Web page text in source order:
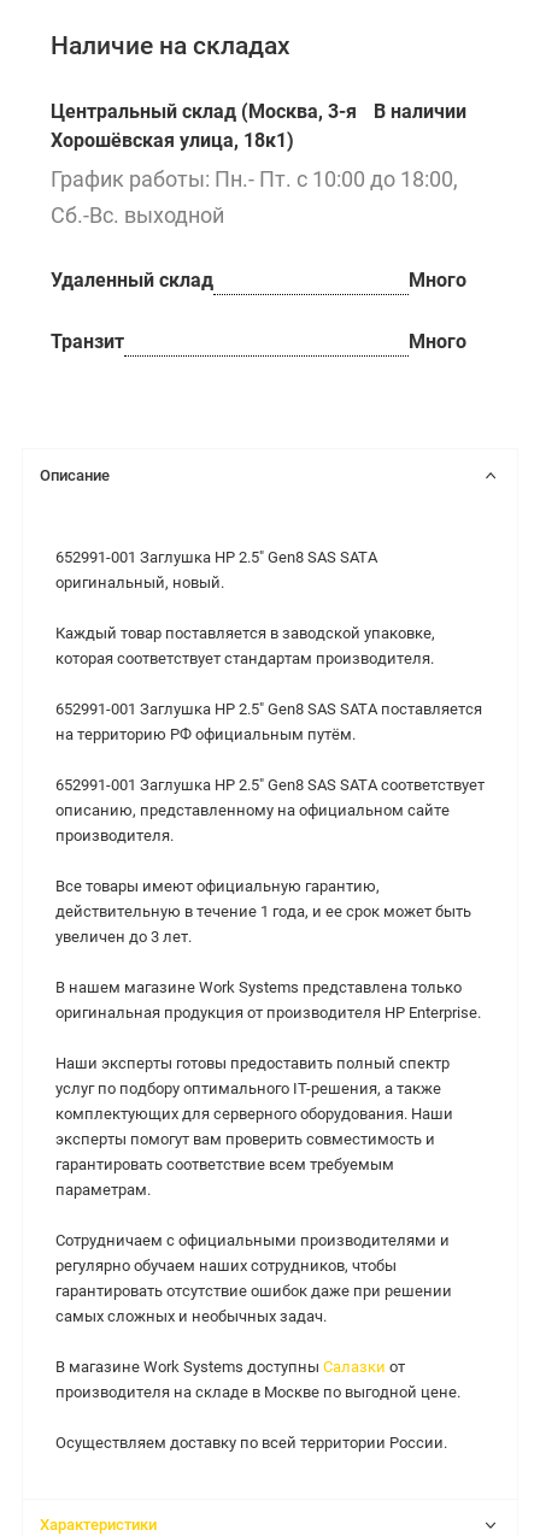
Наличие на складах
Центральный склад (Москва, 3-я
Хорошёвская улица, 18к1)
В наличии
График работы: Пн.- Пт. с 10:00 до 18:00,
Сб.-Вс. выходной
Удаленный склад Много
Транзит Много
Описание
652991-001 Заглушка HP 2.5" Gen8 SAS SATA
оригинальный, новый.
Каждый товар поставляется в заводской упаковке,
которая соответствует стандартам производителя.
652991-001 Заглушка HP 2.5" Gen8 SAS SATA поставляется
на территорию РФ официальным путём.
652991-001 Заглушка HP 2.5" Gen8 SAS SATA соответствует
описанию, представленному на официальном сайте
производителя.
Все товары имеют официальную гарантию,
действительную в течение 1 года, и ее срок может быть
увеличен до 3 лет.
В нашем магазине Work Systems представлена только
оригинальная продукция от производителя HP Enterprise.
Наши эксперты готовы предоставить полный спектр
услуг по подбору оптимального IT-решения, а также
комплектующих для серверного оборудования. Наши
эксперты помогут вам проверить совместимость и
гарантировать соответствие всем требуемым
параметрам.
Сотрудничаем с официальными производителями и
регулярно обучаем наших сотрудников, чтобы
гарантировать отсутствие ошибок даже при решении
самых сложных и необычных задач.
В магазине Work Systems доступны Салазки от
производителя на складе в Москве по выгодной цене.
Осуществляем доставку по всей территории России.
Характеристики